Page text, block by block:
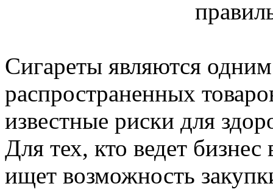
Сигареты являются
распространенных
известные риски для
Для тех, кто ведет
ищет возможность